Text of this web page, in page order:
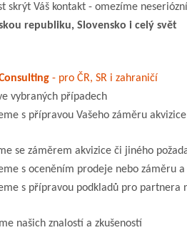
skrýt Váš kontakt - omezíme
republiku, Slovensko i celý svět
- pro ČR, SR i zahraničí
vybraných případech
s přípravou Vašeho záměru akvizice
se záměrem akvizice či jiného
s oceněním prodeje nebo záměru
s přípravou podkladů pro partnera
našich znalostí a zkušeností